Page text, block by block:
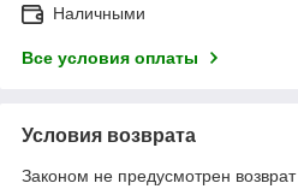
Наличными
Все условия оплаты
Условия возврата
Законом не предусмотрен